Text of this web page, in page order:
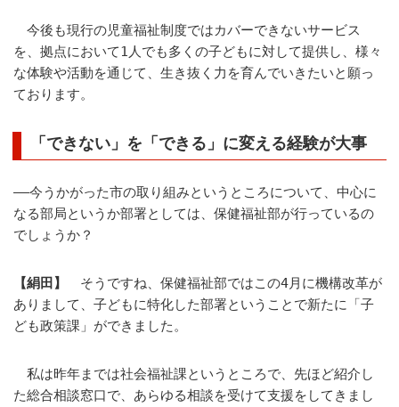
今後も現行の児童福祉制度ではカバーできないサービス
を、拠点において1人でも多くの子どもに対して提供し、様々
な体験や活動を通じて、生き抜く力を育んでいきたいと願っ
ております。
「できない」を「できる」に変える経験が大事
――今うかがった市の取り組みというところについて、中心に
なる部局というか部署としては、保健福祉部が行っているの
でしょうか？
【絹田】
そうですね、保健福祉部ではこの4月に機構改革が
ありまして、子どもに特化した部署ということで新たに「子
ども政策課」ができました。
私は昨年までは社会福祉課というところで、先ほど紹介し
た総合相談窓口で、あらゆる相談を受けて支援をしてきまし